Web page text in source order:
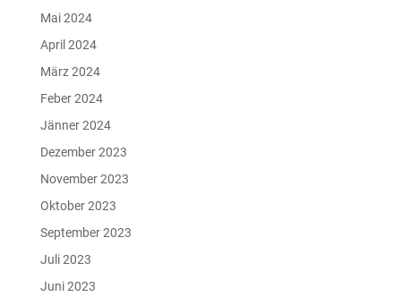
Mai 2024
April 2024
März 2024
Feber 2024
Jänner 2024
Dezember 2023
November 2023
Oktober 2023
September 2023
Juli 2023
Juni 2023